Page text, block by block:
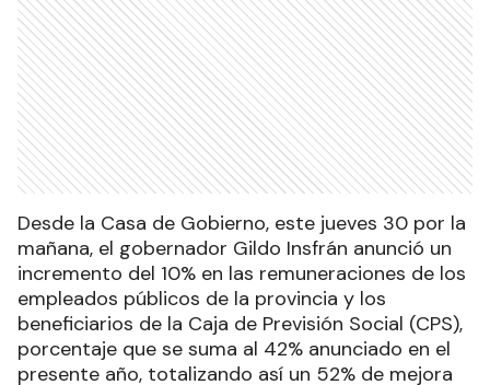
Desde la Casa de Gobierno, este jueves 30 por la
mañana, el gobernador Gildo Insfrán anunció un
incremento del 10% en las remuneraciones de los
empleados públicos de la provincia y los
beneficiarios de la Caja de Previsión Social (CPS),
porcentaje que se suma al 42% anunciado en el
presente año, totalizando así un 52% de mejora